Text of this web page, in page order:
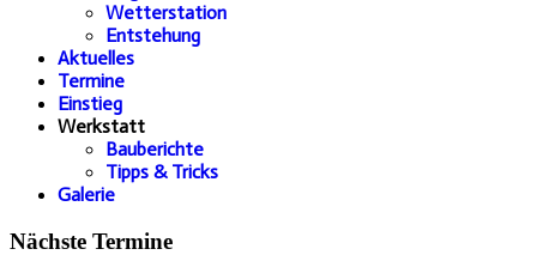
Wetterstation
Entstehung
Aktuelles
Termine
Einstieg
Werkstatt
Bauberichte
Tipps & Tricks
Galerie
Nächste Termine